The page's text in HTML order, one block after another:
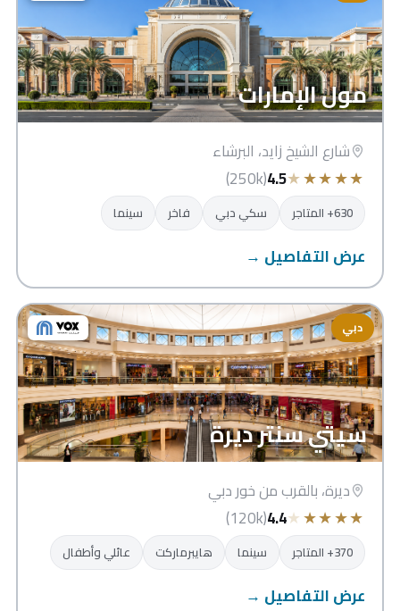
مول الإمارات
شارع الشيخ زايد، البرشاء
★
★
★
★
★
4.5
(250k)
630+ المتاجر سكي دبي فاخر سينما
عرض التفاصيل →
دبي
سيتي سنتر ديرة
ديرة، بالقرب من خور دبي
★
★
★
★
★
4.4
(120k)
370+ المتاجر سينما هايبرماركت عائلي وأطفال
عرض التفاصيل →